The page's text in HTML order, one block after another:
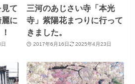
て
に
三河のあじさい寺「本光
寺」紫陽花まつりに行って
きました。
2017年6月16日 2025年4月23日